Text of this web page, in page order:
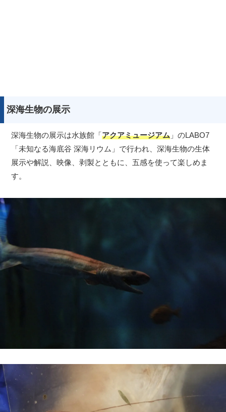
深海生物の展示
深海生物の展示は水族館「アクアミュージアム 」のLABO7
「未知なる海底谷 深海リウム」で行われ、深海生物の生体
展示や解説、映像、剥製とともに、五感を使って楽しめま
す。